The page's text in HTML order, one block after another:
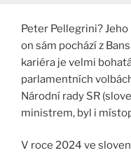
Peter Pellegrini?
on sám pochází z
kariéra je velmi
parlamentních
Národní rady SR
ministrem, byl i
V roce 2024 ve